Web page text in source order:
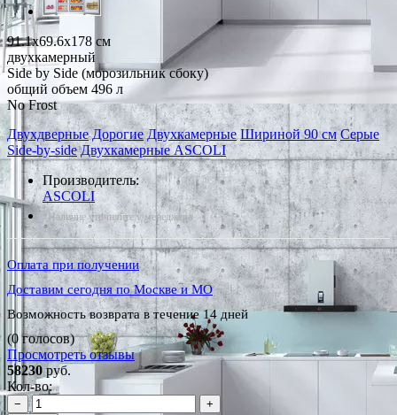
91.1x69.6x178 см
двухкамерный
Side by Side (морозильник сбоку)
общий объем 496 л
No Frost
Двухдверные Дорогие Двухкамерные Шириной 90 см Серые
Side-by-side Двухкамерные ASCOLI
Производитель:
ASCOLI
*Наличие уточняйте у менеджера
Оплата при получении
Доставим сегодня по Москве и МО
Возможность возврата в течение 14 дней
(0 голосов)
Просмотреть отзывы
58230 руб.
Кол-во:
−
+